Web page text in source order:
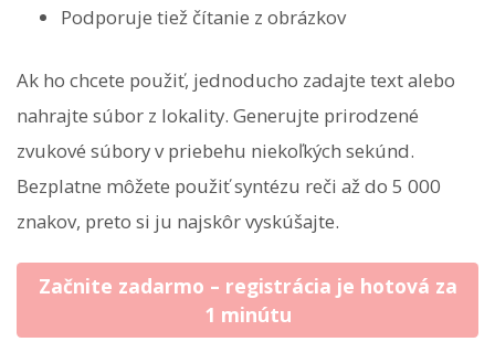
Podporuje tiež čítanie z obrázkov
Ak ho chcete použiť, jednoducho zadajte text alebo
nahrajte súbor z lokality. Generujte prirodzené
zvukové súbory v priebehu niekoľkých sekúnd.
Bezplatne môžete použiť syntézu reči až do 5 000
znakov, preto si ju najskôr vyskúšajte.
Začnite zadarmo – registrácia je hotová za
1 minútu